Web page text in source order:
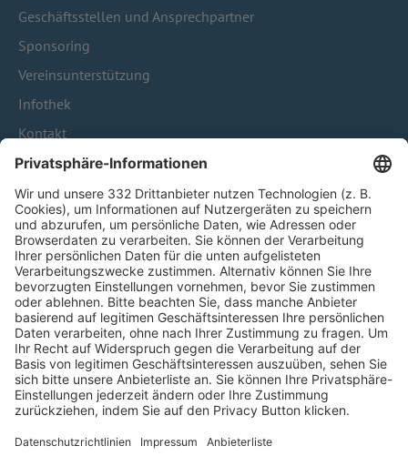
Geschäftsstellen und Ansprechpartner
Sponsoring
Vereinsunterstützung
Infothek
Kontakt
HÄUFIG BESUCHTE SEITEN
Pässe und Vereinswechsel
Trainerausbildung
Schulungsangebot Vereinsmitarbeiter
BFV-Geschäftsstellen
Trainerbörse
Login SpielPlus
FOLGE DEM BFV